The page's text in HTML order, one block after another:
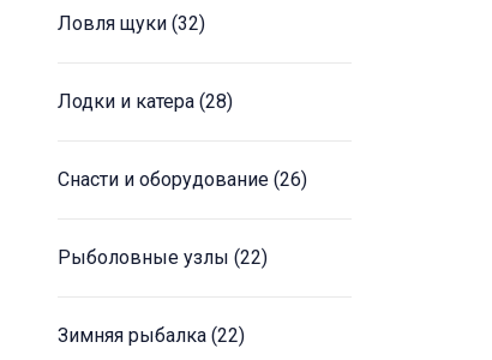
Ловля щуки (32)
Лодки и катера (28)
Снасти и оборудование (26)
Рыболовные узлы (22)
Зимняя рыбалка (22)